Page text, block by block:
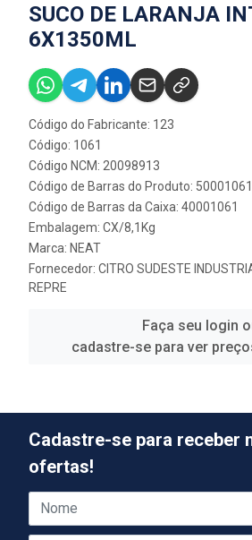
SUCO DE LARANJA
6X1350ML
Código do Fabricante: 123
Código: 1061
Código NCM: 20098913
Código de Barras do Produto: 50001061
Código de Barras da Caixa: 40001061
Embalagem: CX/8,1Kg
Marca: NEAT
Fornecedor: CITRO SUDESTE
REPRE
Faça seu login
cadastre-se para ver
Cadastre-se para receber
ofertas!